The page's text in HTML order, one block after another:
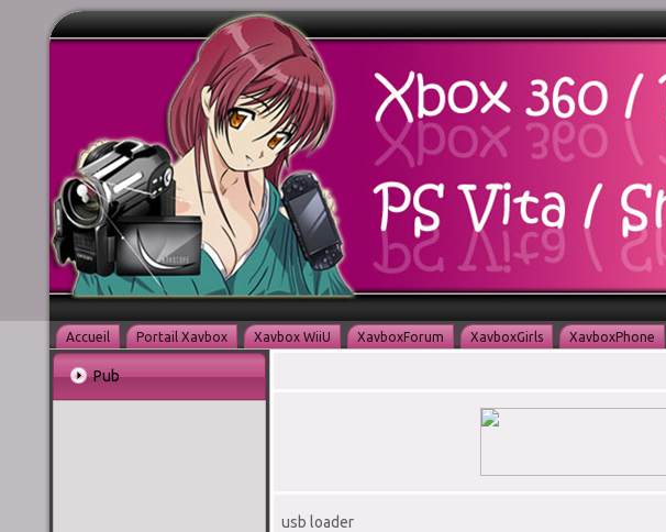
Accueil Portail Xavbox Xavbox WiiU XavboxForum XavboxGirls XavboxPhone
Pub
usb loader